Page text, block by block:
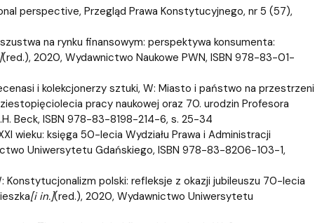
perspective, Przegląd Prawa Konstytucyjnego, nr 5 (57),
na rynku finansowym: perspektywa konsumenta:
(red.), 2020, Wydawnictwo Naukowe PWN, ISBN 978-83-01-
i kolekcjonerzy sztuki, W: Miasto i państwo na przestrzeni
pracy naukowej oraz 70. urodzin Profesora
Beck, ISBN 978-83-8198-214-6, s. 25-34
wieku: księga 50-lecia Wydziału Prawa i Administracji
Uniwersytetu Gdańskiego, ISBN 978-83-8206-103-1,
polski: refleksje z okazji jubileuszu 70-lecia
[i in.](red.), 2020, Wydawnictwo Uniwersytetu